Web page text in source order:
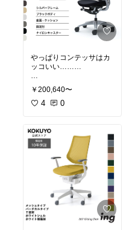
やっぱりコンテッサはカ
ッコいい………
・操作性が非常に良い！
・リクライニング、座面
調整、メッシュ素材、ア
詰まっている
・スタイリッシュな見た
目がカッコ良すぎる
椅子の操作性がとっっっ
てもしやすい！
肘の先端にレバーがつい
ているので、座ったまま
の姿勢で操作ができるの
はかなり魅力的。
￥200,640〜
4 0